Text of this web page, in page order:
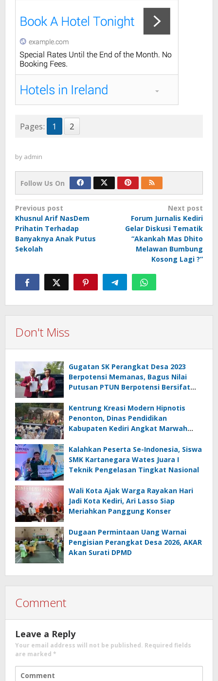
Pages: 1 2
by admin
Follow Us On
Post
navigation
Previous post
Khusnul Arif NasDem
Prihatin Terhadap
Banyaknya Anak Putus
Sekolah
Next post
Forum Jurnalis Kediri
Gelar Diskusi Tematik
“Akankah Mas Dhito
Melawan Bumbung
Kosong Lagi ?”
Don't Miss
Gugatan SK Perangkat Desa 2023
Berpotensi Memanas, Bagus Nilai
Putusan PTUN Berpotensi Bersifat
Kentrung Kreasi Modern Hipnotis
Penonton, Dinas Pendidikan
Kabupaten Kediri Angkat Marwah
Kalahkan Peserta Se-Indonesia, Siswa
SMK Kartanegara Wates Juara I
Teknik Pengelasan Tingkat Nasional
Wali Kota Ajak Warga Rayakan Hari
Jadi Kota Kediri, Ari Lasso Siap
Meriahkan Panggung Konser
Dugaan Permintaan Uang Warnai
Pengisian Perangkat Desa 2026, AKAR
Akan Surati DPMD
Comment
Leave a Reply
Your email address will not be published. Required fields
are marked *